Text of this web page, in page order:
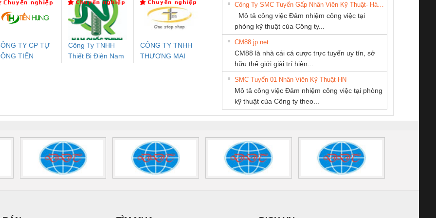
24UC/ESL4/3X1/1X2/B
- 2981059
Điện AC
Mô-đun Ắc Quy UPS
PROFIBUS/12MB -
2708863
SCP-
24DC/FSP/2X1/1X2
Rơ Le An Toàn
Bộ giám sát chuỗi
tấm pin
TRANSCLINIC 16I+
1K5 H (2502520000)
1K5 L (2433950000)
(2008130000)
Bộ chỉnh lưu nguồn
điện TRANSCLINIC
BKE 1K5.4
(7791400879)2. Giá
Nẹp nhôm chống
trơn Đà Nẵng
TY CP TỰ
TIẾN
Công Ty TNHH
Thiết Bị Điện Nam
CÔNG TY TNHH
THƯƠNG MẠI
SETSUBI VIỆT
PHƯƠNG NAM
CÔNG TY TNHH
MEKONG MARINE
SUPPLY
Ba Miền
PHẦN DÂY VÀ
Mô tả công việc Đảm nhiệm công việc tại
phòng kỹ thuật của Công ty...
CM88 jp net
CM88 là nhà cái cá cược trực tuyến uy tín, sở
hữu thế giới giải trí hiện...
SMC Tuyển 01 Nhân Viên Kỹ Thuật-HN
Mô tả công việc Đảm nhiệm công việc tại phòng
kỹ thuật của Công ty theo...